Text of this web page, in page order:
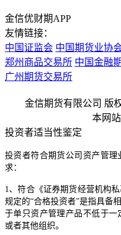
金信优财期APP
友情链接：
中国证监会 中国期货业协
郑州商品交易所 中国金融
广州期货交易所
金信期货有限公司 版
本网
投资者适当性鉴定
投资者符合期货公司资产管
求：
1、符合《证券期货经营机构
规定的“合格投资者”是指具备
于单只资产管理产品不低于
或者其他组织。